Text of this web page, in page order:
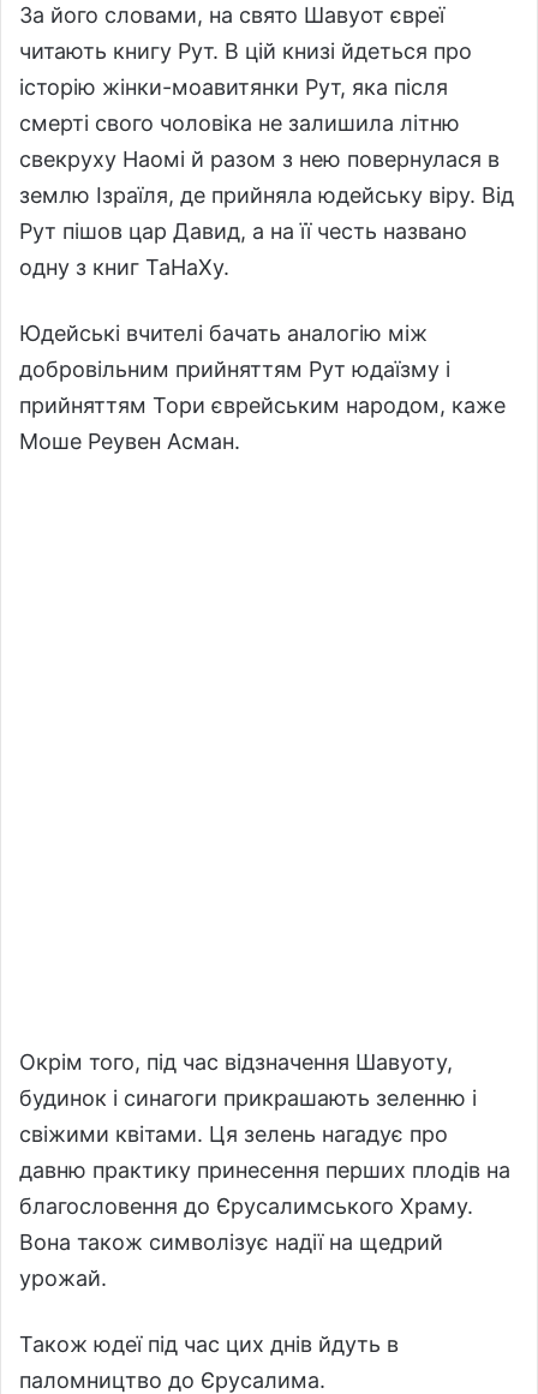
За його словами, на свято Шавуот євреї
читають книгу Рут. В цій книзі йдеться про
історію жінки-моавитянки Рут, яка після
смерті свого чоловіка не залишила літню
свекруху Наомі й разом з нею повернулася в
землю Ізраїля, де прийняла юдейську віру. Від
Рут пішов цар Давид, а на її честь названо
одну з книг ТаНаХу.
Юдейські вчителі бачать аналогію між
добровільним прийняттям Рут юдаїзму і
прийняттям Тори єврейським народом, каже
Моше Реувен Асман.
Окрім того, під час відзначення Шавуоту,
будинок і синагоги прикрашають зеленню і
свіжими квітами. Ця зелень нагадує про
давню практику принесення перших плодів на
благословення до Єрусалимського Храму.
Вона також символізує надії на щедрий
урожай.
Також юдеї під час цих днів йдуть в
паломництво до Єрусалима.